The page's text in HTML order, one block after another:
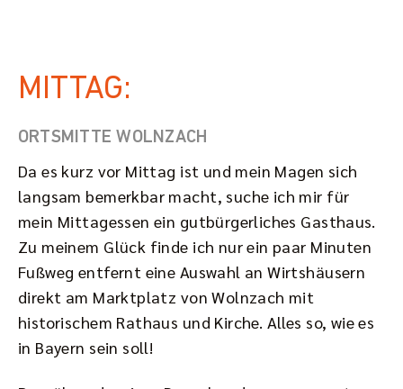
MITTAG:
ORTSMITTE WOLNZACH
Da es kurz vor Mittag ist und mein Magen sich
langsam bemerkbar macht, suche ich mir für
mein Mittagessen ein gutbürgerliches Gasthaus.
Zu meinem Glück finde ich nur ein paar Minuten
Fußweg entfernt eine Auswahl an Wirtshäusern
direkt am Marktplatz von Wolnzach mit
historischem Rathaus und Kirche. Alles so, wie es
in Bayern sein soll!